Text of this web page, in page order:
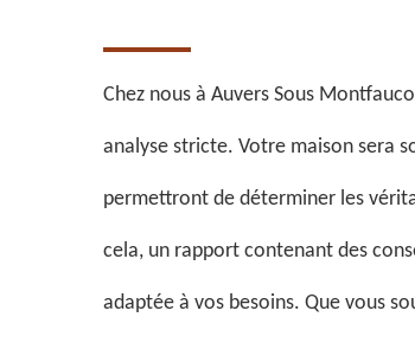
Chez nous à Auvers Sous
analyse stricte. Votre maison sera
permettront de déterminer les
cela, un rapport contenant des
adaptée à vos besoins. Que vous